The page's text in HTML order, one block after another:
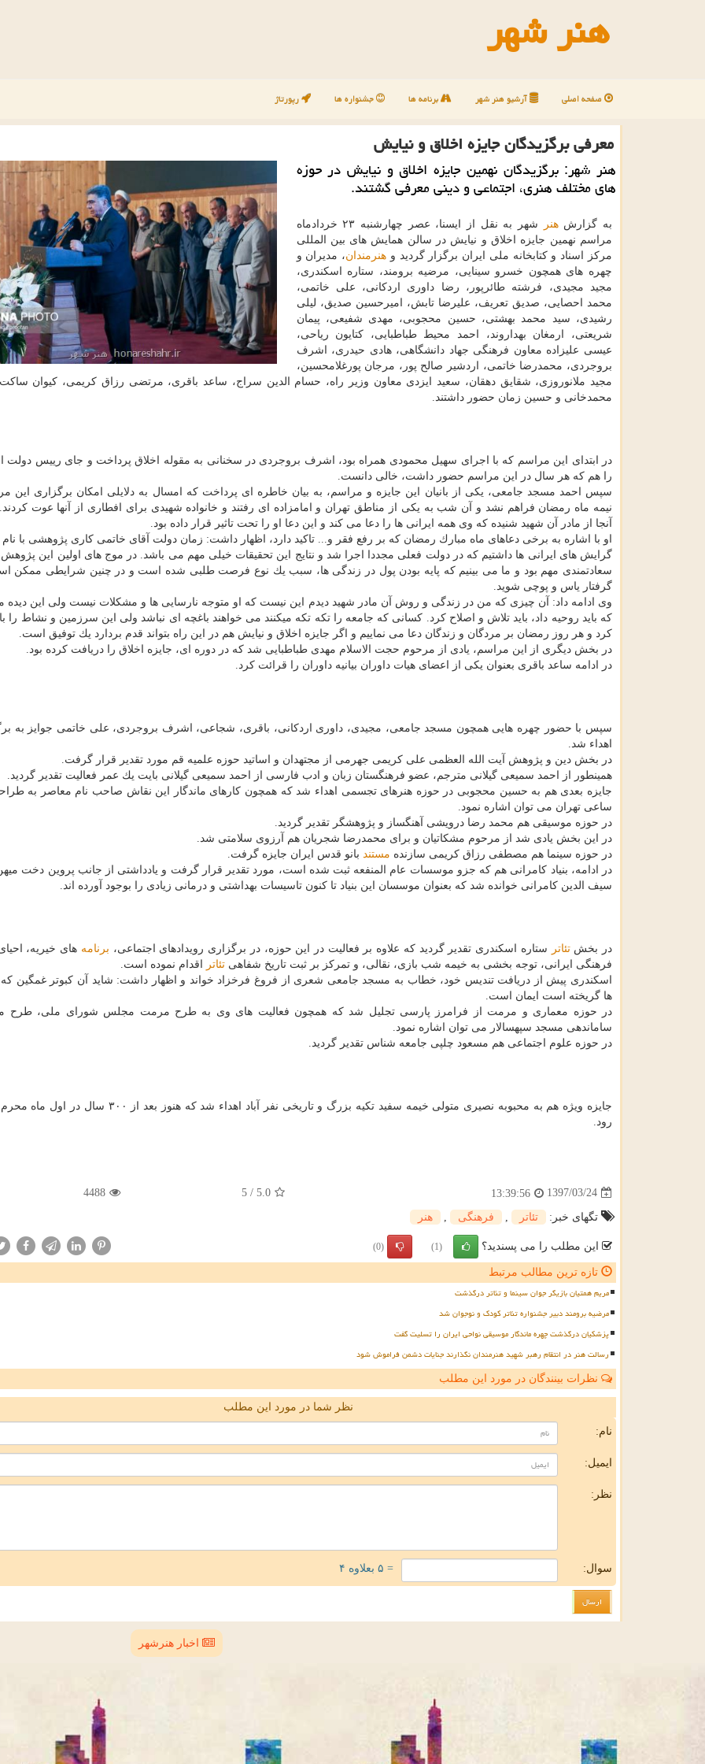
هنر شهر
صفحه اصلی آرشیو هنر شهر برنامه ها جشنواره ها رپورتاژ
معرفی برگزیدگان جایزه اخلاق و نیایش
هنر شهر: برگزیدگان نهمین جایزه اخلاق و نیایش در حوزه
های مختلف هنری، اجتماعی و دینی معرفی گشتند.
به گزارشهنر
شهر به نقل از ایسنا، عصر چهارشنبه ۲۳ خردادماه
مراسم نهمین جایزه اخلاق و نیایش در سالن همایش های بین المللی
مركز اسناد و كتابخانه ملی ایران برگزار گردید و هنرمندان، مدیران و
چهره های همچون خسرو سینایی، مرضیه برومند، ستاره اسكندری،
مجید مجیدی، فرشته طائرپور، رضا داوری اردكانی، علی خاتمی،
محمد احصایی، صدیق تعریف، علیرضا تابش، امیرحسین صدیق، لیلی
رشیدی، سید محمد بهشتی، حسین محجوبی، مهدی شفیعی، پیمان
شریعتی، ارمغان بهداروند، احمد محیط طباطبایی، كتایون ریاحی،
عیسی علیزاده معاون فرهنگی جهاد دانشگاهی، هادی حیدری، اشرف
بروجردی، محمدرضا خاتمی، اردشیر صالح پور، مرجان پورغلامحسین،
مجید ملانوروزی، شقایق دهقان، سعید ایزدی معاون وزیر راه، حسام الدین سراج، ساعد باقری، مرتضی رزاق كریمی، كیوان
محمدخانی و حسین زمان حضور داشتند.
در ابتدای این مراسم كه با اجرای سهیل محمودی همراه بود، اشرف بروجردی در سخنانی به مقوله اخلاق پرداخت و جای رییس دولت
را هم كه هر سال در این مراسم حضور داشت، خالی دانست.
سپس احمد مسجد جامعی، یكی از بانیان این جایزه و مراسم، به بیان خاطره ای پرداخت كه امسال به دلایلی امكان برگزاری این
نیمه ماه رمضان فراهم نشد و آن شب به یكی از مناطق تهران و امامزاده ای رفتند و خانواده شهیدی برای افطاری از آنها عوت
آنجا از مادر آن شهید شنیده كه وی همه ایرانی ها را دعا می كند و این دعا او را تحت تاثیر قرار داده بود.
او با اشاره به برخی دعاهای ماه مبارك رمضان كه بر رفع فقر و... تاكید دارد، اظهار داشت: زمان دولت آقای خاتمی كاری پژوهشی با نام
گرایش های ایرانی ها داشتیم كه در دولت فعلی مجددا اجرا شد و نتایج این تحقیقات خیلی مهم می باشد. در موج های اولین این
سعادتمندی مهم بود و ما می بینیم كه پایه بودن پول در زندگی ها، سبب یك نوع فرصت طلبی شده است و در چنین شرایطی ممكن
گرفتار یاس و پوچی شوید.
وی ادامه داد: آن چیزی كه من در زندگی و روش آن مادر شهید دیدم این نیست كه او متوجه نارسایی ها و مشكلات نیست ولی این دیده
كه باید روحیه داد، باید تلاش و اصلاح كرد. كسانی كه جامعه را تكه تكه میكنند می خواهند باغچه ای نباشد ولی این سرزمین و نشاط را
كرد و هر روز رمضان بر مردگان و زندگان دعا می نماییم و اگر جایزه اخلاق و نیایش هم در این راه بتواند قدم بردارد یك توفیق است.
در بخش دیگری از این مراسم، یادی از مرحوم حجت الاسلام مهدی طباطبایی شد كه در دوره ای، جایزه اخلاق را دریافت كرده بود.
در ادامه ساعد باقری بعنوان یكی از اعضای هیات داوران بیانیه داوران را قرائت كرد.
سپس با حضور چهره هایی همچون مسجد جامعی، مجیدی، داوری اردكانی، باقری، شجاعی، اشرف بروجردی، علی خاتمی جوایز به
اهداء شد.
در بخش دین و پژوهش آیت الله العظمی علی كریمی جهرمی از مجتهدان و اساتید حوزه علمیه قم مورد تقدیر قرار گرفت.
همینطور از احمد سمیعی گیلانی مترجم، عضو فرهنگستان زبان و ادب فارسی از احمد سمیعی گیلانی بایت یك عمر فعالیت تقدیر گردید.
جایزه بعدی هم به حسین محجوبی در حوزه هنرهای تجسمی اهداء شد كه همچون كارهای ماندگار این نقاش صاحب نام معاصر به
ساعی تهران می توان اشاره نمود.
در حوزه موسیقی هم محمد رضا درویشی آهنگساز و پژوهشگر تقدیر گردید.
در این بخش یادی شد از مرحوم مشكاتیان و برای محمدرضا شجریان هم آرزوی سلامتی شد.
در حوزه سینما هم مصطفی رزاق كریمی سازنده مستند بانو قدس ایران جایزه گرفت.
در ادامه، بنیاد كامرانی هم كه جزو موسسات عام المنفعه ثبت شده است، مورد تقدیر قرار گرفت و یادداشتی از جانب پروین دخت
سیف الدین كامرانی خوانده شد كه بعنوان موسسان این بنیاد تا كنون تاسیسات بهداشتی و درمانی زیادی را بوجود آورده اند.
در بخشتئاتر ستاره اسكندری تقدیر گردید كه علاوه بر فعالیت در این حوزه، در برگزاری رویدادهای اجتماعی، برنامه های خیریه،
فرهنگی ایرانی، توجه بخشی به خیمه شب بازی، نقالی، و تمركز بر ثبت تاریخ شفاهی تئاتر
اقدام نموده است.
اسكندری پیش از دریافت تندیس خود، خطاب به مسجد جامعی شعری از فروغ فرخزاد خواند و اظهار داشت: شاید آن كبوتر غمگین
ها گریخته است ایمان است.
در حوزه معماری و مرمت از فرامرز پارسی تجلیل شد كه همچون فعالیت های وی به طرح مرمت مجلس شورای ملی، طرح
ساماندهی مسجد سپهسالار می توان اشاره نمود.
در حوزه علوم اجتماعی هم مسعود چلپی جامعه شناس تقدیر گردید.
جایزه ویژه هم به محبوبه نصیری متولی خیمه سفید تكیه بزرگ و تاریخی نفر آباد اهداء شد كه هنوز
رود.
1397/03/24
13:39:56
5.0
/
5
4488
تگهای خبر: تئاتر فرهنگی هنر
این مطلب را می پسندید؟ (1)
(0)
تازه ترین مطالب مرتبط
مریم همتیان بازیگر جوان سینما و تئاتر درگذشت
مرضیه برومند دبیر جشنواره تئاتر کودک و نوجوان شد
پزشکیان درگذشت چهره ماندگار موسیقی نواحی ایران را تسلیت گفت
رسالت هنر در انتقام رهبر شهید هنرمندان نگذارند جنایات دشمن فراموش شود
نظرات بینندگان در مورد این مطلب
نظر شما در مورد این مطلب
نام:
ایمیل:
نظر:
سوال: = ۵ بعلاوه ۴
اخبار هنرشهر